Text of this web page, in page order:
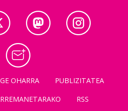
OHARRA
PUBLIZITATEA
RSS